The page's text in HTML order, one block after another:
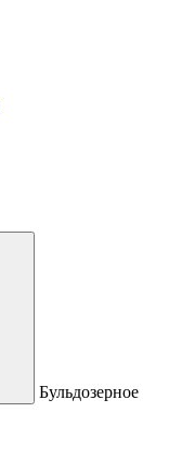
Бульдозерное